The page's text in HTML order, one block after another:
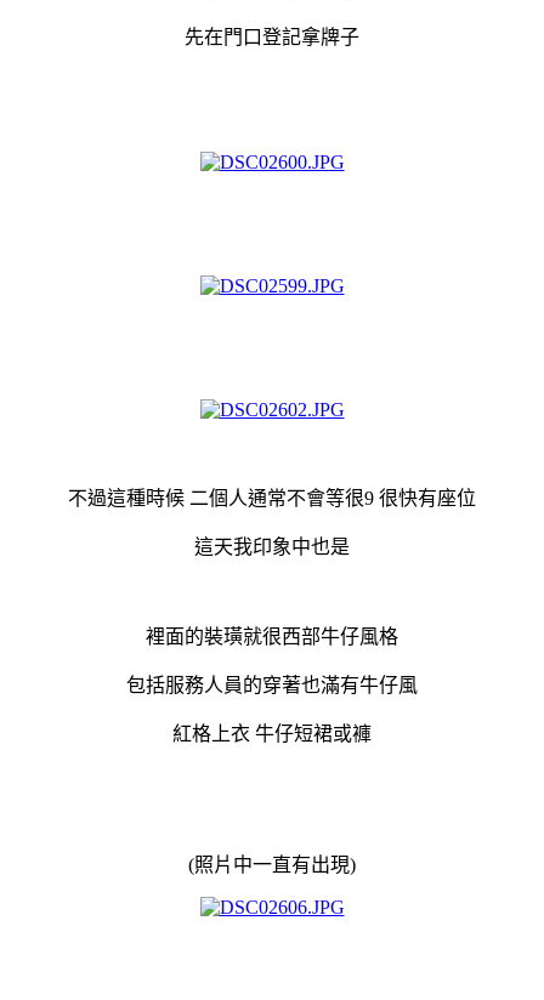
先在門口登記拿牌子
不過這種時候 二個人通常不會等很9 很快有座位
這天我印象中也是
裡面的裝璜就很西部牛仔風格
包括服務人員的穿著也滿有牛仔風
紅格上衣 牛仔短裙或褲
(照片中一直有出現)